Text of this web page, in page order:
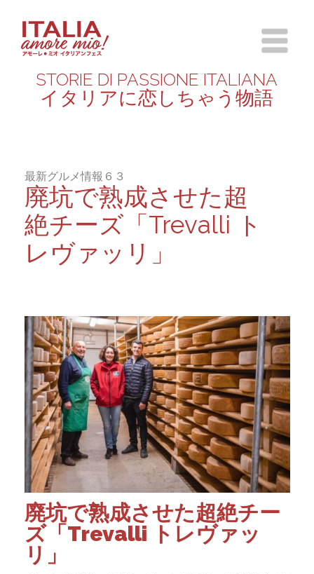
STORIE DI PASSIONE ITALIANA
イタリアに恋しちゃう物語
最新グルメ情報６３
廃坑で熟成させた超
絶チーズ「Trevalli ト
レヴァッリ」
廃坑で熟成させた超絶チー
ズ「Trevalli トレヴァッ
リ」